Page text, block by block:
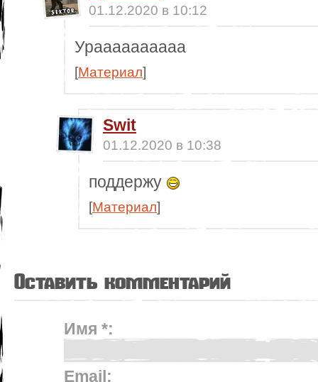
01.12.2020 в 10:12
Ураааааааааа
[Материал]
Swit
01.12.2020 в 10:38
поддержу
[Материал]
Оставить комментарий
Имя *:
Email: